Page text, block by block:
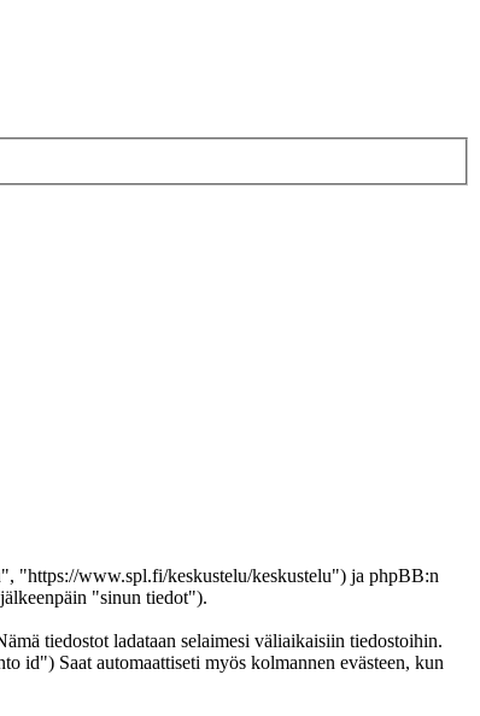
"https://www.spl.fi/keskustelu/keskustelu") ja phpBB:n
"sinun tiedot").
tiedostot ladataan selaimesi väliaikaisiin tiedostoihin.
id") Saat automaattiseti myös kolmannen evästeen, kun